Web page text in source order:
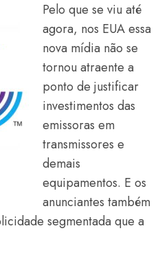
Pelo que se viu até
agora, nos EUA essa
nova mídia não se
tornou atraente a
ponto de justificar
investimentos das
emissoras em
transmissores e
demais
equipamentos. E os
anunciantes também
segmentada que a